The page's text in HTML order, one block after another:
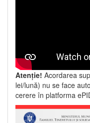
Atenție! Acordarea
lei/lună) nu se face
cerere în platforma